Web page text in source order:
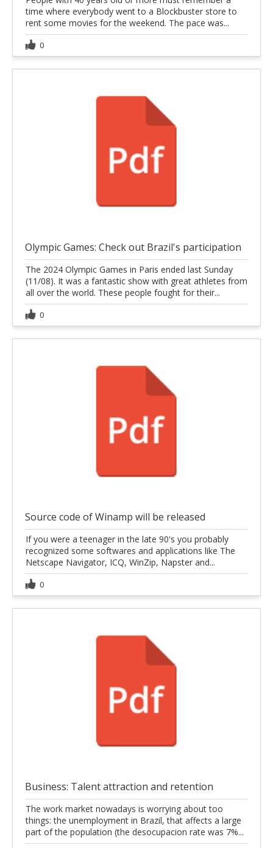
time where everybody went to a Blockbuster store to
rent some movies for the weekend. The pace was...
0
Olympic Games: Check out Brazil's participation
The 2024 Olympic Games in Paris ended last Sunday
(11/08). It was a fantastic show with great athletes from
all over the world. These people fought for their...
0
Source code of Winamp will be released
If you were a teenager in the late 90's you probably
recognized some softwares and applications like The
Netscape Navigator, ICQ, WinZip, Napster and...
0
Business: Talent attraction and retention
The work market nowadays is worrying about too
things: the unemployment in Brazil, that affects a large
part of the population (the desocupacion rate was 7%...